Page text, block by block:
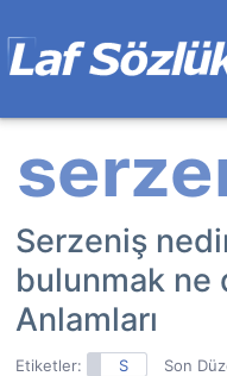
Serzeniş
bulunmak ne
Anlamları
Etiketler: S Son